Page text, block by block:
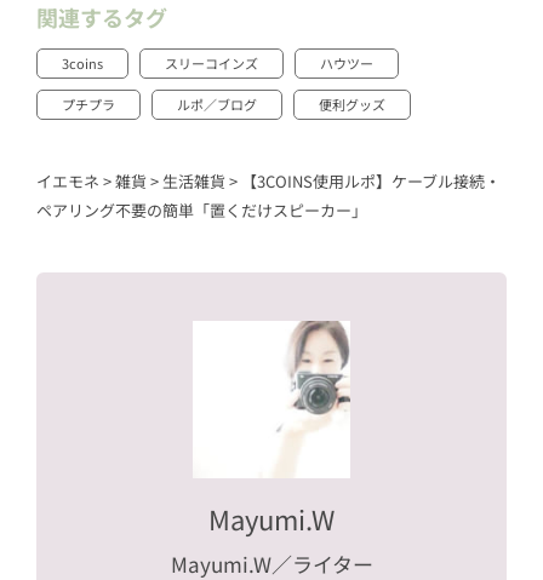
関連するタグ
3coins スリーコインズ ハウツー
プチプラ ルポ／ブログ 便利グッズ
イエモネ >雑貨 > 生活雑貨 > 【3COINS使用ルポ】ケーブル接続・
ペアリング不要の簡単「置くだけスピーカー」
Mayumi.W
Mayumi.W／ライター